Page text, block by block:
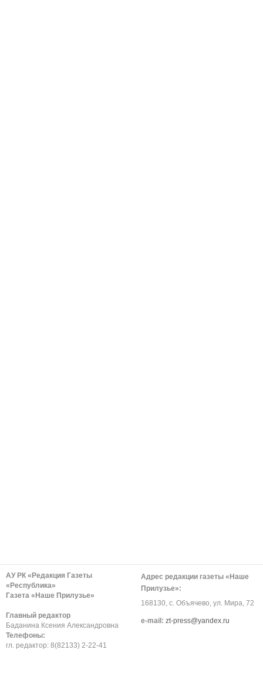
АУ РК «Редакция Газеты
«Республика»
Газета «Наше Прилузье»
Главный редактор
Баданина Ксения Александровна
Телефоны:
гл. редактор: 8(82133) 2-22-41
Адрес редакции газеты «Наше
Прилузье»:
168130, с. Объячево, ул. Мира, 72
е-mail: zt-press@yandex.ru